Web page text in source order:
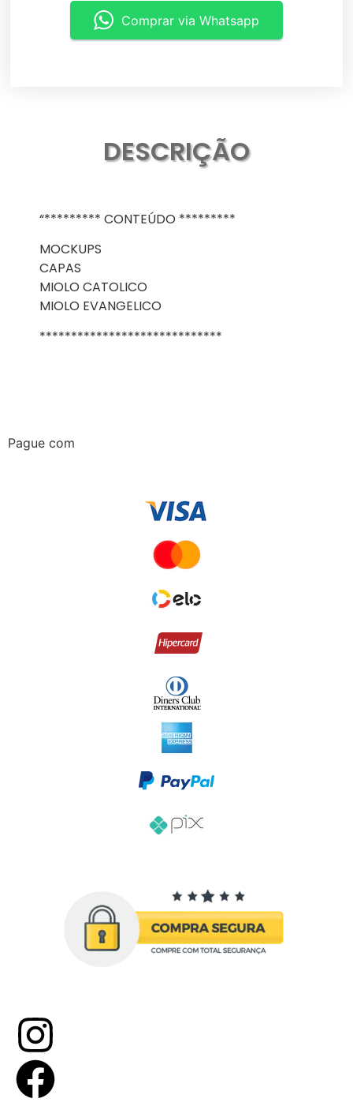
Comprar via Whatsapp
DESCRIÇÃO
“********* CONTEÚDO *********
MOCKUPS
CAPAS
MIOLO CATOLICO
MIOLO EVANGELICO
*****************************
Pague com